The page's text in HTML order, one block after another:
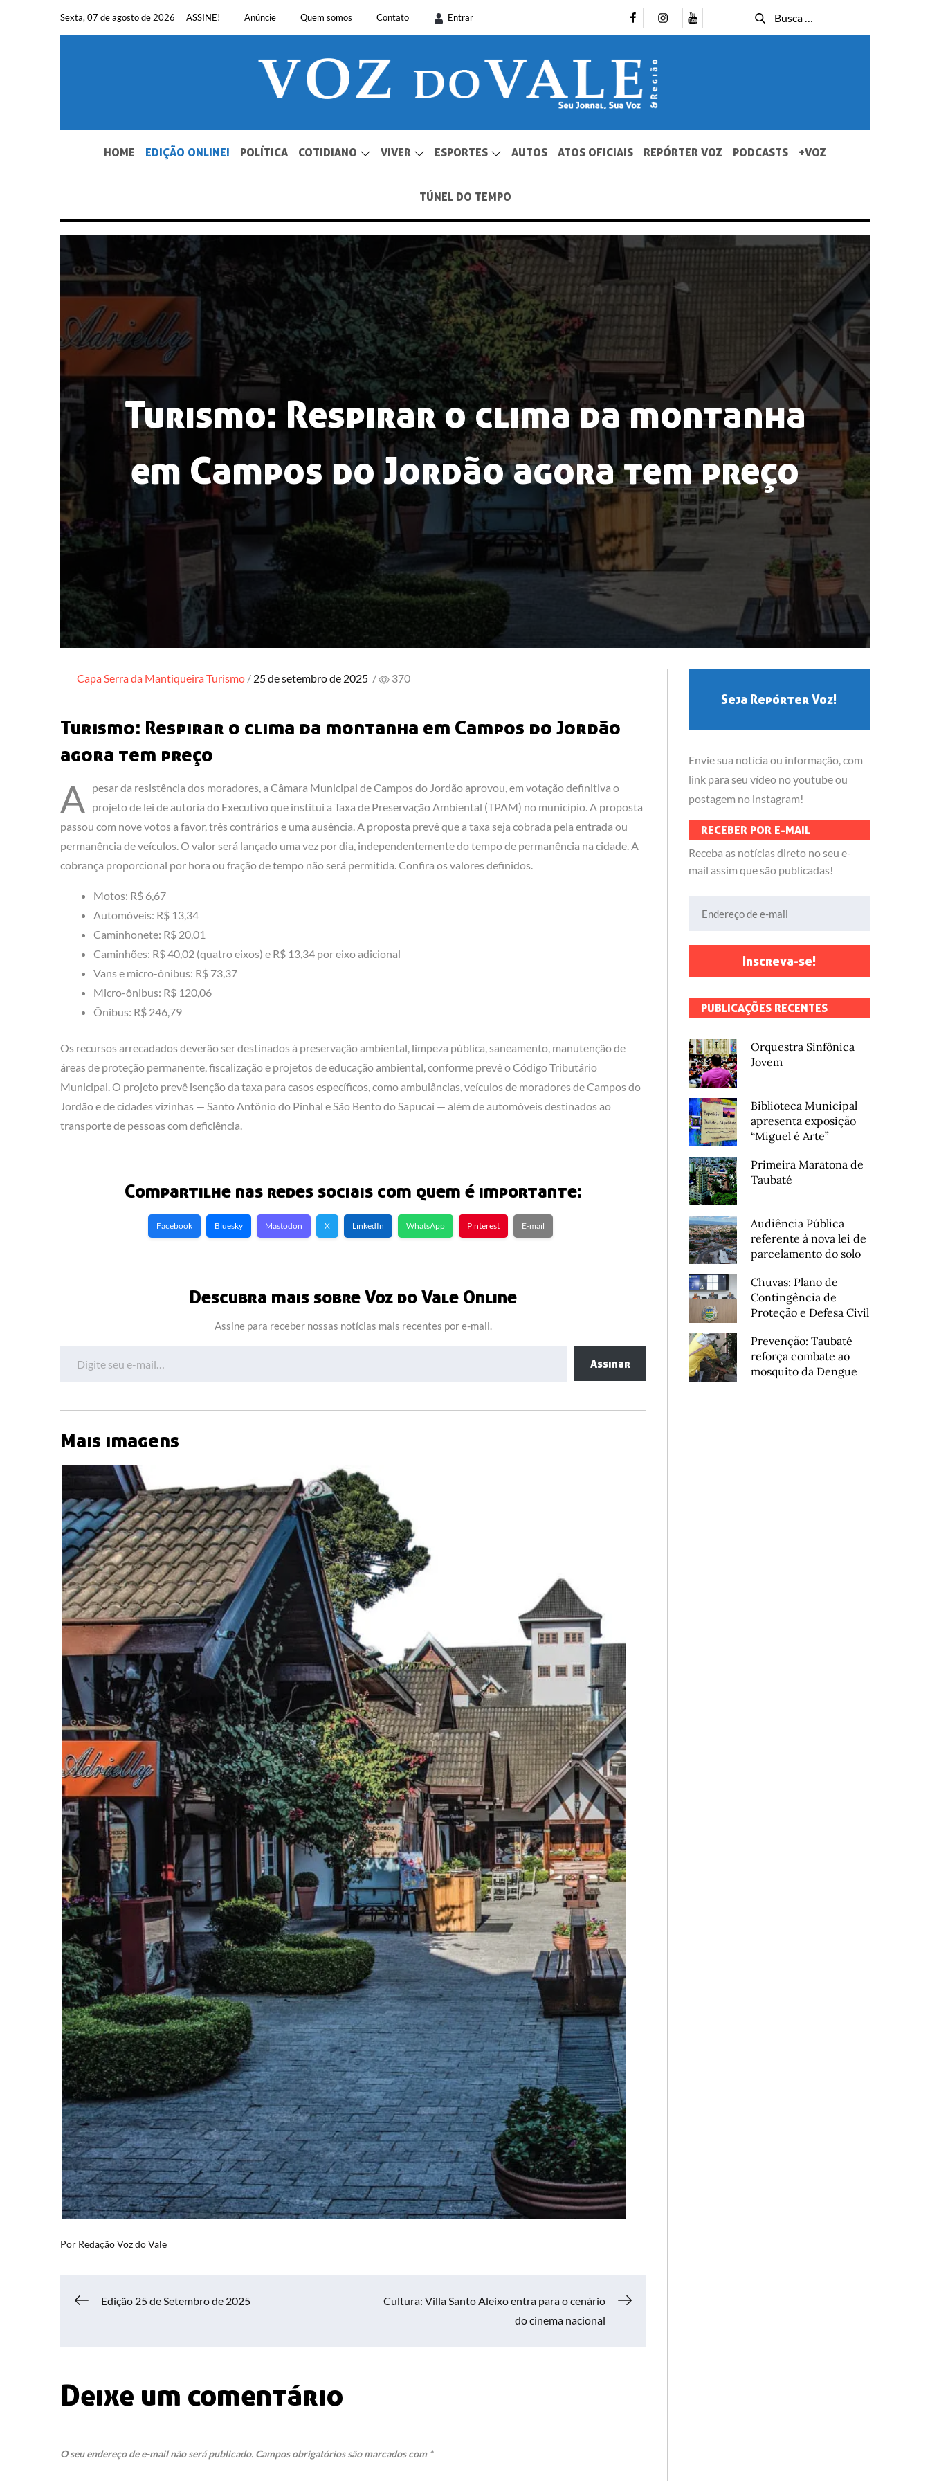
Sexta, 07 de agosto de 2026 ASSINE! Anúncie Quem somos Contato Entrar FacebookInstagramYoutube
Busca
for:
Busca
SEU JORNAL, SUA VOZ. DESDE 1948.
HOME EDIÇÃO ONLINE! POLÍTICA COTIDIANO VIVER ESPORTES AUTOS ATOS OFICIAIS REPÓRTER VOZ PODCASTS +VOZ
TÚNEL DO TEMPO
Turismo: Respirar o clima da montanha
em Campos do Jordão agora tem preço
CapaSerra da MantiqueiraTurismo Posted
25 de setembro de 2025 / 370
Turismo: Respirar o clima da montanha em Campos do Jordão
agora tem preço
A
pesar da resistência dos moradores, a Câmara Municipal de Campos do Jordão aprovou, em votação definitiva o
projeto de lei de autoria do Executivo que institui a Taxa de Preservação Ambiental (TPAM) no município. A proposta
passou com nove votos a favor, três contrários e uma ausência. A proposta prevê que a taxa seja cobrada pela entrada ou
permanência de veículos. O valor será lançado uma vez por dia, independentemente do tempo de permanência na cidade. A
cobrança proporcional por hora ou fração de tempo não será permitida. Confira os valores definidos.
Motos: R$ 6,67
Automóveis: R$ 13,34
Caminhonete: R$ 20,01
Caminhões: R$ 40,02 (quatro eixos) e R$ 13,34 por eixo adicional
Vans e micro-ônibus: R$ 73,37
Micro-ônibus: R$ 120,06
Ônibus: R$ 246,79
Os recursos arrecadados deverão ser destinados à preservação ambiental, limpeza pública, saneamento, manutenção de
áreas de proteção permanente, fiscalização e projetos de educação ambiental, conforme prevê o Código Tributário
Municipal. O projeto prevê isenção da taxa para casos específicos, como ambulâncias, veículos de moradores de Campos do
Jordão e de cidades vizinhas — Santo Antônio do Pinhal e São Bento do Sapucaí — além de automóveis destinados ao
transporte de pessoas com deficiência.
Compartilhe nas redes sociais com quem é importante:
Facebook Bluesky Mastodon X LinkedIn WhatsApp Pinterest E-mail
Descubra mais sobre Voz do Vale Online
Assine para receber nossas notícias mais recentes por e-mail.
Assinar
Mais imagens
Por Redação Voz do Vale
Navegação
Post
Edição 25 de Setembro de 2025
Cultura: Villa Santo Aleixo entra para o cenário
do cinema nacional
Deixe um comentário
O seu endereço de e-mail não será publicado. Campos obrigatórios são marcados com *
Seja Repórter Voz!
Envie sua notícia ou informação, com
link para seu vídeo no youtube ou
postagem no instagram!
RECEBER POR E-MAIL
Receba as notícias direto no seu e-
mail assim que são publicadas!
Inscreva-se!
PUBLICAÇÕES RECENTES
Orquestra Sinfônica
Jovem
Biblioteca Municipal
apresenta exposição
“Miguel é Arte”
Primeira Maratona de
Taubaté
Audiência Pública
referente à nova lei de
parcelamento do solo
Chuvas: Plano de
Contingência de
Proteção e Defesa Civil
Prevenção: Taubaté
reforça combate ao
mosquito da Dengue